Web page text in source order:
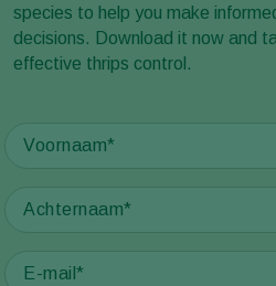
Contact
species to help you make
decisions. Download it now and
effective thrips control.